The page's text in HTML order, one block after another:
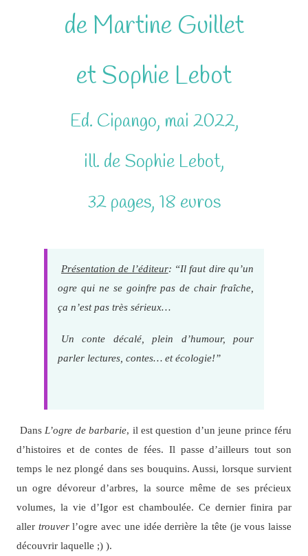
de Martine Guillet
et Sophie Lebot
Ed. Cipango, mai 2022,
ill. de Sophie Lebot,
32 pages, 18 euros
Présentation de l’éditeur: “Il faut dire qu’un
ogre qui ne se goinfre pas de chair fraîche,
ça n’est pas très sérieux…
Un conte décalé, plein d’humour, pour
parler lectures, contes… et écologie!”
Dans L’ogre de barbarie, il est question d’un jeune prince féru
d’histoires et de contes de fées. Il passe d’ailleurs tout son
temps le nez plongé dans ses bouquins. Aussi, lorsque survient
un ogre dévoreur d’arbres, la source même de ses précieux
volumes, la vie d’Igor est chamboulée. Ce dernier finira par
aller trouverl’ogre avec une idée derrière la tête (je vous laisse
découvrir laquelle ;) ).